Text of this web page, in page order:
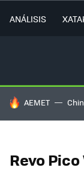
ANÁLISIS
HOY SE HABLA
AEMET
Revo